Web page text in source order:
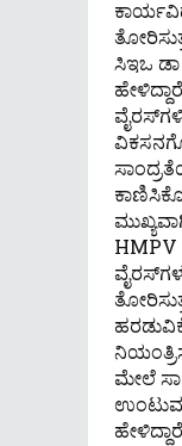
ಸಿಇಒ
HMPV
ಮೇಲೆ